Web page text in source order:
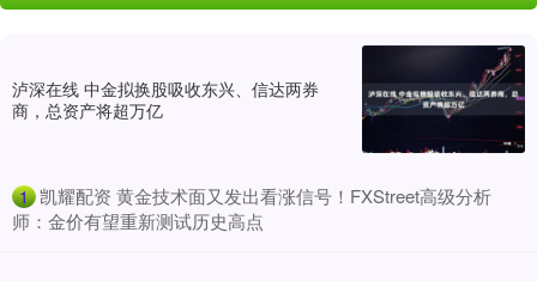
泸深在线 中金拟换股吸收东兴、信达两券
商，总资产将超万亿
1 ​凯耀配资 黄金技术面又发出看涨信号！FXStreet高级分析
师：金价有望重新测试历史高点